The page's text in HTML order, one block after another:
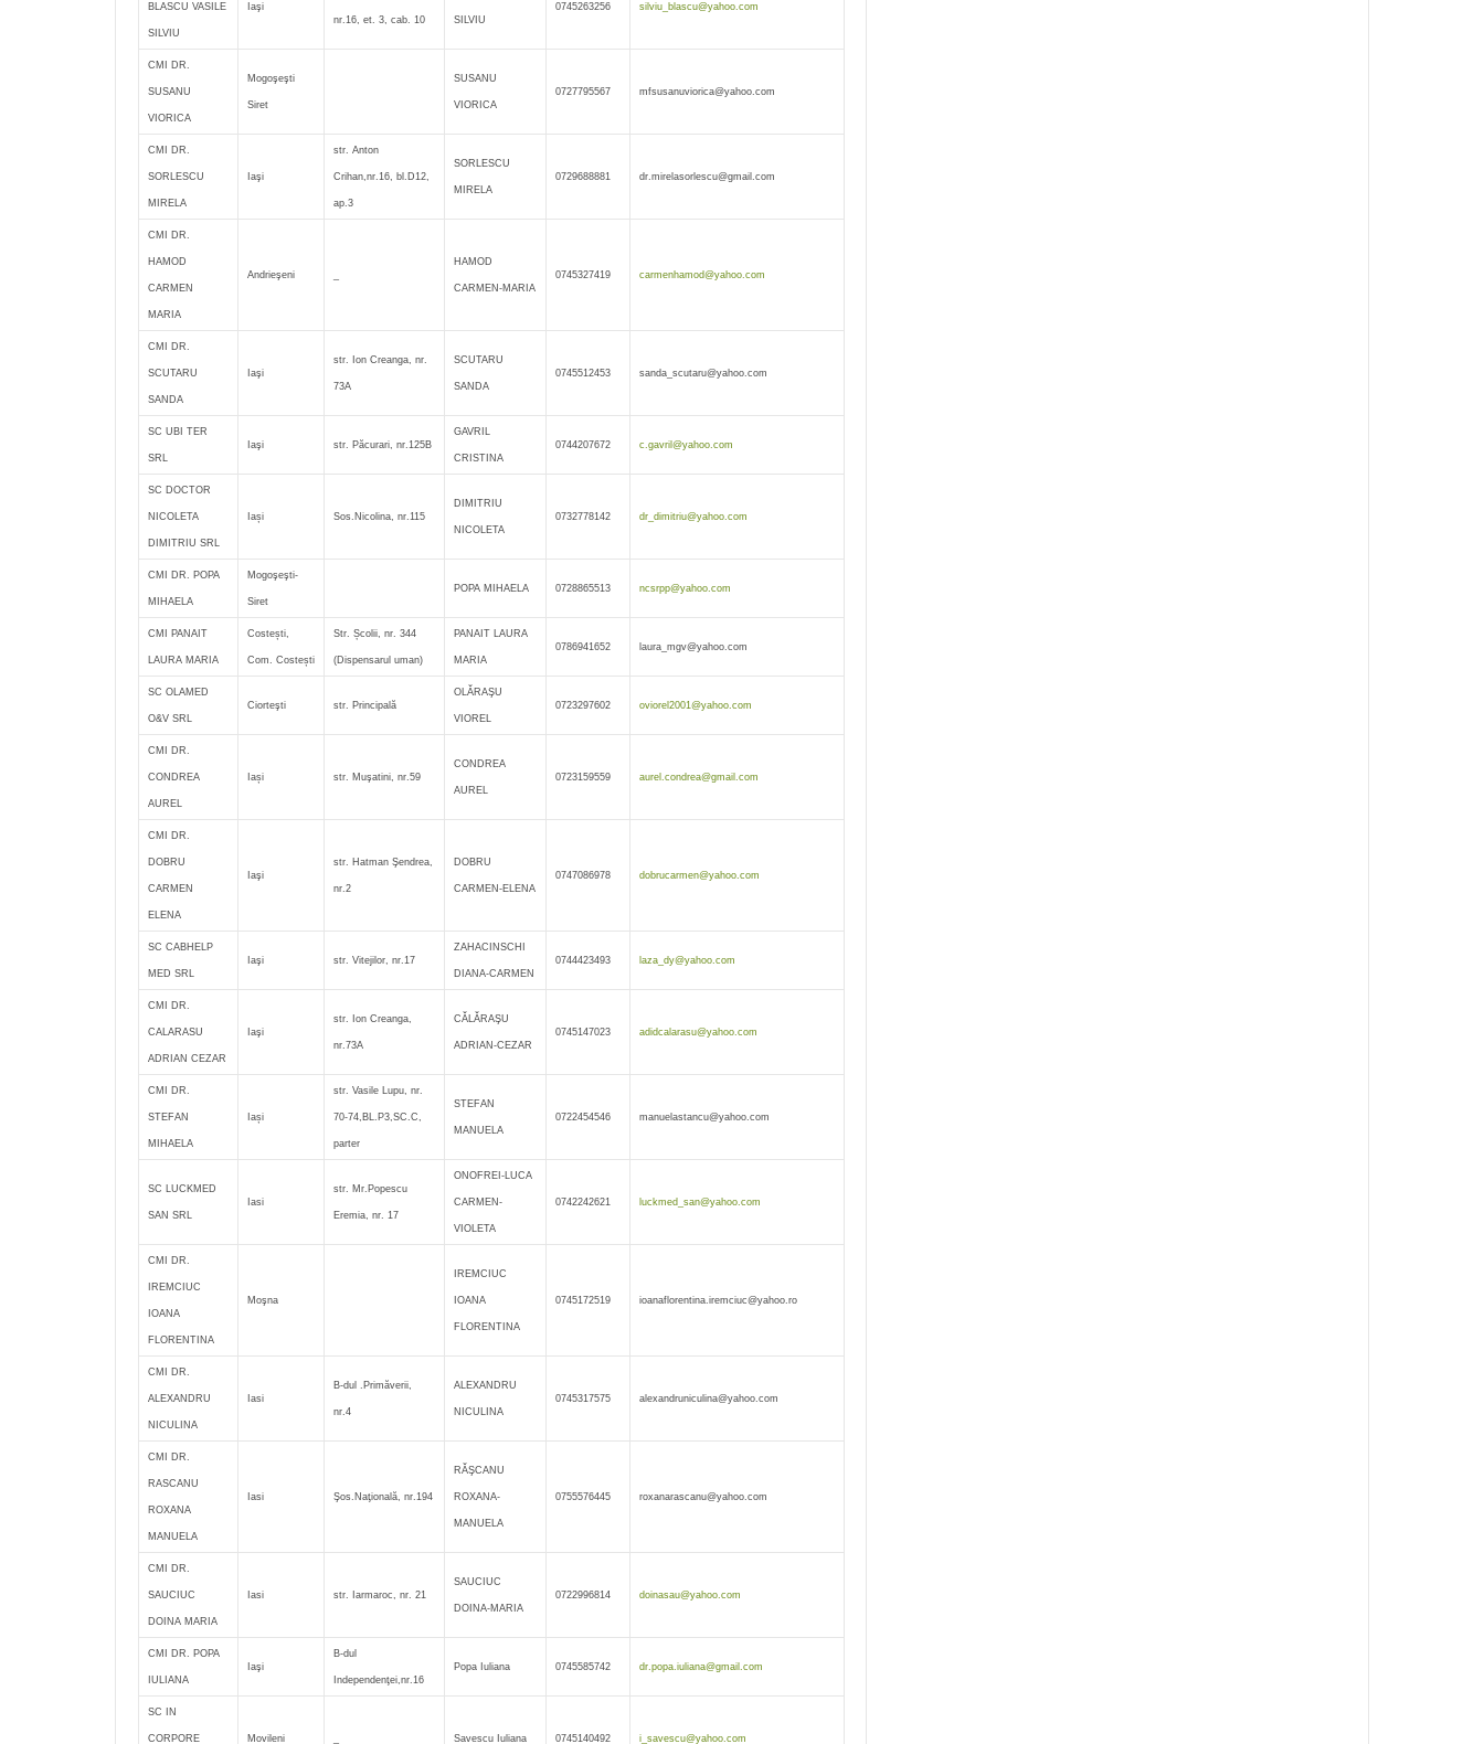
BLASCU VASILE
SILVIU
Iaşi
nr.16, et. 3, cab. 10 SILVIU
0745263256 silviu_blascu@yahoo.com
CMI DR.
SUSANU
VIORICA
Mogoşeşti
Siret
SUSANU
VIORICA
0727795567 mfsusanuviorica@yahoo.com
CMI DR.
SORLESCU
MIRELA
Iaşi
str. Anton
Crihan,nr.16, bl.D12,
ap.3
SORLESCU
MIRELA
0729688881 dr.mirelasorlescu@gmail.com
CMI DR.
HAMOD
CARMEN
MARIA
Andrieşeni
HAMOD
CARMEN-MARIA
0745327419 carmenhamod@yahoo.com
CMI DR.
SCUTARU
SANDA
Iaşi
str. Ion Creanga, nr.
73A
SCUTARU
SANDA
0745512453 sanda_scutaru@yahoo.com
SC UBI TER
SRL
Iaşi str. Păcurari, nr.125B
GAVRIL
CRISTINA
0744207672 c.gavril@yahoo.com
SC DOCTOR
NICOLETA
DIMITRIU SRL
Iași Sos.Nicolina, nr.115
DIMITRIU
NICOLETA
0732778142 dr_dimitriu@yahoo.com
CMI DR. POPA
MIHAELA
Mogoşeşti-
Siret
POPA MIHAELA 0728865513 ncsrpp@yahoo.com
CMI PANAIT
LAURA MARIA
Costești,
Com. Costești
Str. Școlii, nr. 344
(Dispensarul uman)
PANAIT LAURA
MARIA
0786941652 laura_mgv@yahoo.com
SC OLAMED
O&V SRL
Ciorteşti str. Principală
OLĂRAŞU
VIOREL
0723297602 oviorel2001@yahoo.com
CMI DR.
CONDREA
AUREL
Iași str. Muşatini, nr.59
CONDREA
AUREL
0723159559 aurel.condrea@gmail.com
CMI DR.
DOBRU
CARMEN
ELENA
Iaşi
str. Hatman Şendrea,
nr.2
DOBRU
CARMEN-ELENA
0747086978 dobrucarmen@yahoo.com
SC CABHELP
MED SRL
Iaşi str. Vitejilor, nr.17
ZAHACINSCHI
DIANA-CARMEN
0744423493 laza_dy@yahoo.com
CMI DR.
CALARASU
ADRIAN CEZAR
Iaşi
str. Ion Creanga,
nr.73A
CĂLĂRAŞU
ADRIAN-CEZAR
0745147023 adidcalarasu@yahoo.com
CMI DR.
STEFAN
MIHAELA
Iași
str. Vasile Lupu, nr.
70-74,BL.P3,SC.C,
parter
STEFAN
MANUELA
0722454546 manuelastancu@yahoo.com
SC LUCKMED
SAN SRL
Iasi
str. Mr.Popescu
Eremia, nr. 17
ONOFREI-LUCA
CARMEN-
VIOLETA
0742242621 luckmed_san@yahoo.com
CMI DR.
IREMCIUC
IOANA
FLORENTINA
Moşna
IREMCIUC
IOANA
FLORENTINA
0745172519 ioanaflorentina.iremciuc@yahoo.ro
CMI DR.
ALEXANDRU
NICULINA
Iasi
B-dul .Primăverii,
nr.4
ALEXANDRU
NICULINA
0745317575 alexandruniculina@yahoo.com
CMI DR.
RASCANU
ROXANA
MANUELA
Iasi Şos.Naţională, nr.194
RĂŞCANU
ROXANA-
MANUELA
0755576445 roxanarascanu@yahoo.com
CMI DR.
SAUCIUC
DOINA MARIA
Iasi str. Iarmaroc, nr. 21
SAUCIUC
DOINA-MARIA
0722996814 doinasau@yahoo.com
CMI DR. POPA
IULIANA
Iaşi
B-dul
Independenţei,nr.16
Popa Iuliana 0745585742 dr.popa.iuliana@gmail.com
SC IN
CORPORE Movileni Savescu Iuliana 0745140492 i_savescu@yahoo.com